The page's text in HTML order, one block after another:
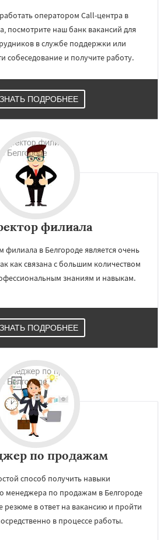
Архангельск
Калуга
Смоленск
Курган Подольск
Тамбов
оператором Call-центра в
посмотрите наш банк вакансий для
в службе поддержки или
собеседование и получите работу.
ПОДРОБНЕЕ
филиала
филиала в Белгороде является очень
как связана с большим количеством
знаниям и навыкам.
ПОДРОБНЕЕ
по продажам
способ получить навыки
менеджера по продажам в Белгороде
резюме в ответ на вакансию и пройти
в процессе работы.
ПОДРОБНЕЕ